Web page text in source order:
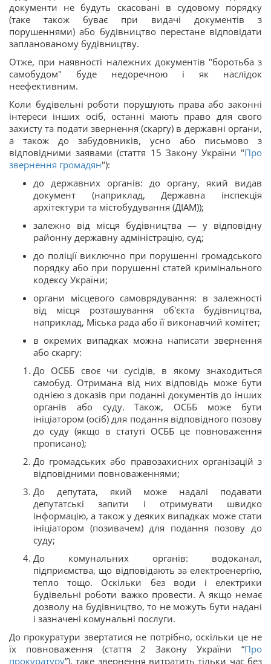
документи не будуть скасовані в судовому порядку
(таке також буває при видачі документів з
порушеннями) або будівництво перестане відповідати
запланованому будівництву.
Отже, при наявності належних документів "боротьба з
самобудом" буде недоречною і як наслідок
неефективним.
Коли будівельні роботи порушують права або законні
інтереси інших осіб, останні мають право для свого
захисту та подати звернення (скаргу) в державні органи,
а також до забудовників, усно або письмово з
відповідними заявами (стаття 15 Закону України "Про
звернення громадян"):
до державних органів: до органу, який видав
документ (наприклад, Державна інспекція
архітектури та містобудування (ДІАМ));
залежно від місця будівництва — у відповідну
районну державну адміністрацію, суд;
до поліції виключно при порушенні громадського
порядку або при порушенні статей кримінального
кодексу України;
органи місцевого самоврядування: в залежності
від місця розташування об'єкта будівництва,
наприклад, Міська рада або її виконавчий комітет;
в окремих випадках можна написати звернення
або скаргу:
До ОСББ своє чи сусідів, в якому знаходиться
самобуд. Отримана від них відповідь може бути
однією з доказів при поданні документів до інших
органів або суду. Також, ОСББ може бути
ініціатором (осіб) для подання відповідного позову
до суду (якщо в статуті ОСББ це повноваження
прописано);
До громадських або правозахисних організацій з
відповідними повноваженнями;
До депутата, який може надалі подавати
депутатські запити і отримувати швидко
інформацію, а також у деяких випадках може стати
ініціатором (позивачем) для подання позову до
суду;
До комунальних органів: водоканал,
підприємства, що відповідають за електроенергію,
тепло тощо. Оскільки без води і електрики
будівельні роботи важко провести. А якщо немає
дозволу на будівництво, то не можуть бути надані
і зазначені комунальні послуги.
До прокуратури звертатися не потрібно, оскільки це не
їх повноваження (стаття 2 Закону України “Про
прокуратуру”), таке звернення витратить тільки час без